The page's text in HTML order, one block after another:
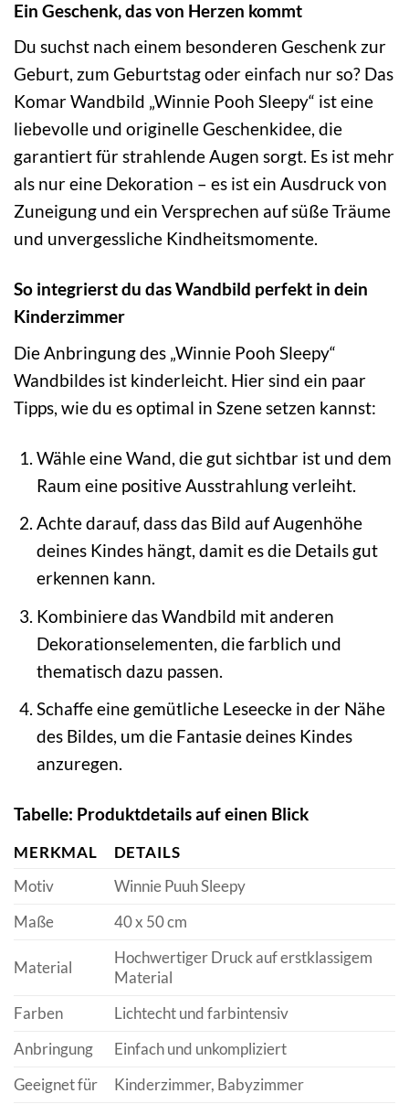
Ein Geschenk, das von Herzen kommt
Du suchst nach einem besonderen Geschenk zur
Geburt, zum Geburtstag oder einfach nur so? Das
Komar Wandbild „Winnie Pooh Sleepy“ ist eine
liebevolle und originelle Geschenkidee, die
garantiert für strahlende Augen sorgt. Es ist mehr
als nur eine Dekoration – es ist ein Ausdruck von
Zuneigung und ein Versprechen auf süße Träume
und unvergessliche Kindheitsmomente.
So integrierst du das Wandbild perfekt in dein
Kinderzimmer
Die Anbringung des „Winnie Pooh Sleepy“
Wandbildes ist kinderleicht. Hier sind ein paar
Tipps, wie du es optimal in Szene setzen kannst:
Wähle eine Wand, die gut sichtbar ist und dem
Raum eine positive Ausstrahlung verleiht.
Achte darauf, dass das Bild auf Augenhöhe
deines Kindes hängt, damit es die Details gut
erkennen kann.
Kombiniere das Wandbild mit anderen
Dekorationselementen, die farblich und
thematisch dazu passen.
Schaffe eine gemütliche Leseecke in der Nähe
des Bildes, um die Fantasie deines Kindes
anzuregen.
Tabelle: Produktdetails auf einen Blick
MERKMAL
DETAILS
Motiv
Winnie Puuh Sleepy
Maße
40 x 50 cm
Material
Hochwertiger Druck auf erstklassigem
Material
Farben
Lichtecht und farbintensiv
Anbringung
Einfach und unkompliziert
Geeignet für
Kinderzimmer, Babyzimmer